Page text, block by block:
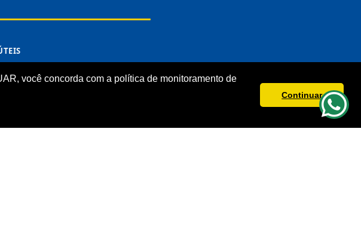
você concorda com a política de monitoramento de
Continuar